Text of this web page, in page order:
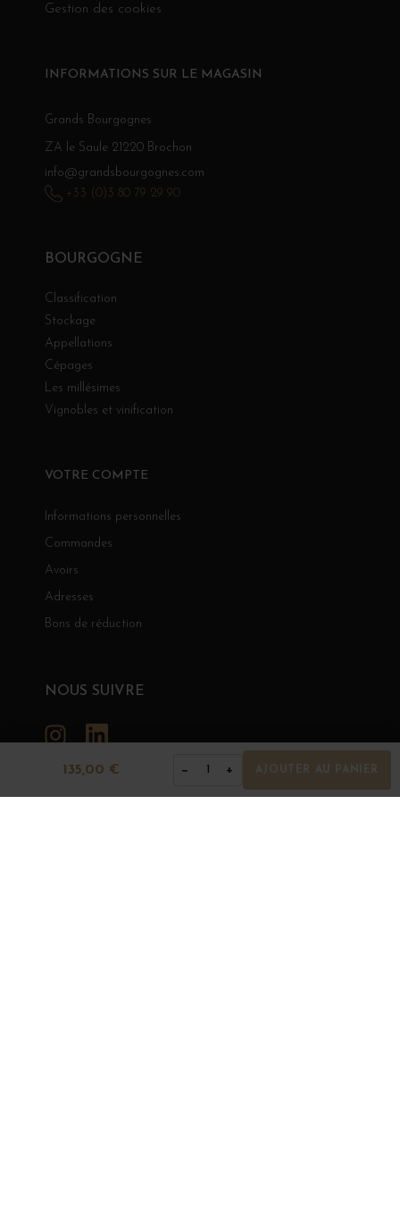
135,00 € − 1 + AJOUTER AU PANIER
Gestion des cookies
BOURGOGNE
Classification
Stockage
Appellations
Cépages
Les millésimes
Vignobles et vinification
VOTRE COMPTE
Informations personnelles
Commandes
Avoirs
Adresses
Bons de réduction
INFORMATIONS SUR LE MAGASIN
Grands Bourgognes
ZA le Saule 21220 Brochon
info@grandsbourgognes.com
+33 (0)3 80 79 29 90
NOUS SUIVRE
Instagram